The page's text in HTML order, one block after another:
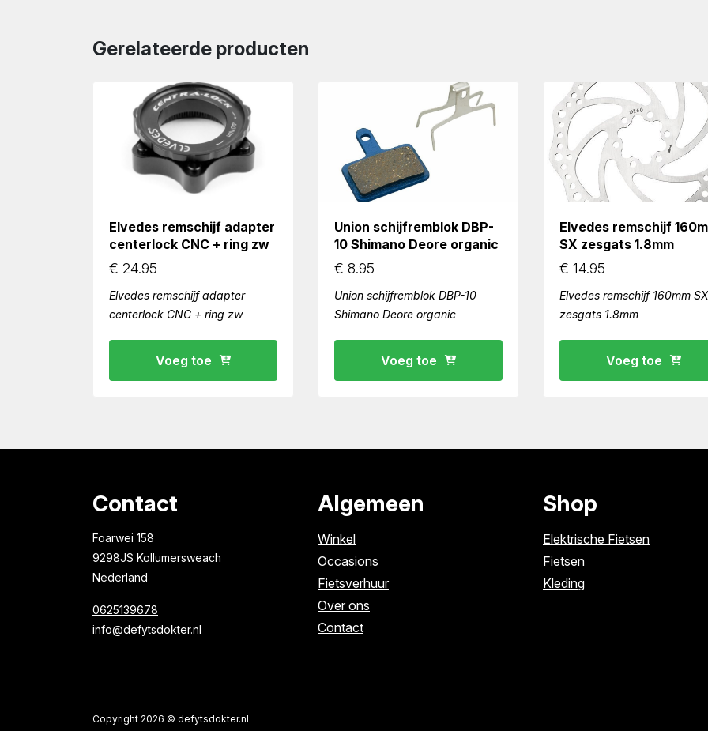
Gerelateerde producten
Elvedes remschijf adapter
centerlock CNC + ring zw
€ 24.95
Elvedes remschijf adapter
centerlock CNC + ring zw
Voeg toe
Union schijfremblok DBP-
10 Shimano Deore organic
€ 8.95
Union schijfremblok DBP-10
Shimano Deore organic
Voeg toe
Elvedes remschijf
SX zesgats 1.8mm
€ 14.95
Elvedes remschijf 160mm SX
zesgats 1.8mm
Voeg toe
Contact
Foarwei 158
9298JS Kollumersweach
Nederland
0625139678
info@defytsdokter.nl
Algemeen
Winkel
Occasions
Fietsverhuur
Over ons
Contact
Shop
Elektrische Fietsen
Fietsen
Kleding
Copyright 2026 © defytsdokter.nl